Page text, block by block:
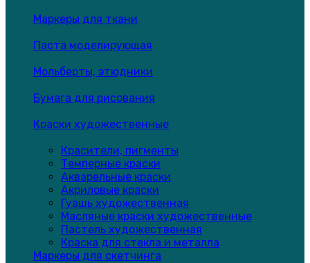
Маркеры для ткани
Паста моделирующая
Мольберты, этюдники
Бумага для рисования
Краски художественные
Красители, пигменты
Темперные краски
Акварельные краски
Акриловые краски
Гуашь художественная
Масляные краски художественные
Пастель художественная
Краска для стекла и металла
Маркеры для скетчинга